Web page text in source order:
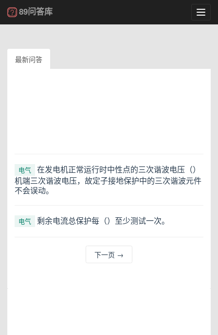
89问答库
最新问答
电气
在发电机正常运行时中性点的三次谐波电压（）
机端三次谐波电压，故定子接地保护中的三次谐波元件
不会误动。
电气 剩余电流总保护每（）至少测试一次。
下一页 →